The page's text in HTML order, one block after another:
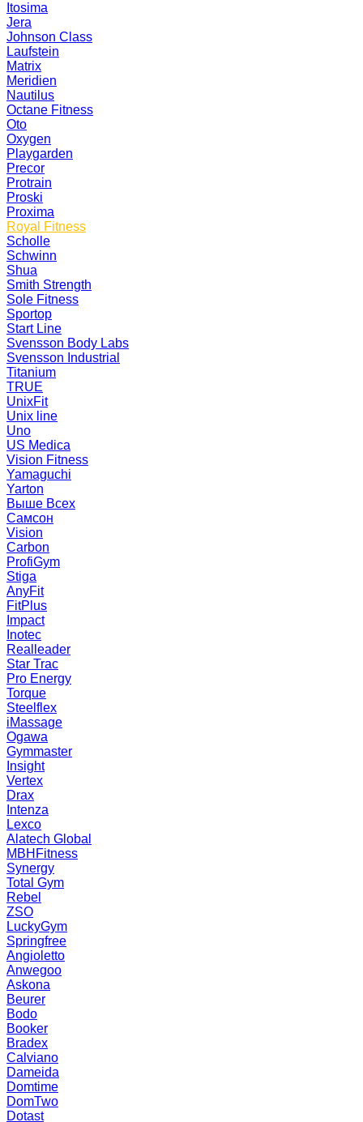
Itosima
Jera
Johnson Class
Laufstein
Matrix
Meridien
Nautilus
Octane Fitness
Oto
Oxygen
Playgarden
Precor
Protrain
Proski
Proxima
Royal Fitness
Scholle
Schwinn
Shua
Smith Strength
Sole Fitness
Sportop
Start Line
Svensson Body Labs
Svensson Industrial
Titanium
TRUE
UnixFit
Unix line
Uno
US Medica
Vision Fitness
Yamaguchi
Yarton
Выше Всех
Самсон
Vision
Carbon
ProfiGym
Stiga
AnyFit
FitPlus
Impact
Inotec
Realleader
Star Trac
Pro Energy
Torque
Steelflex
iMassage
Ogawa
Gymmaster
Insight
Vertex
Drax
Intenza
Lexco
Alatech Global
MBHFitness
Synergy
Total Gym
Rebel
ZSO
LuckyGym
Springfree
Angioletto
Anwegoo
Askona
Beurer
Bodo
Booker
Bradex
Calviano
Dameida
Domtime
DomTwo
Dotast